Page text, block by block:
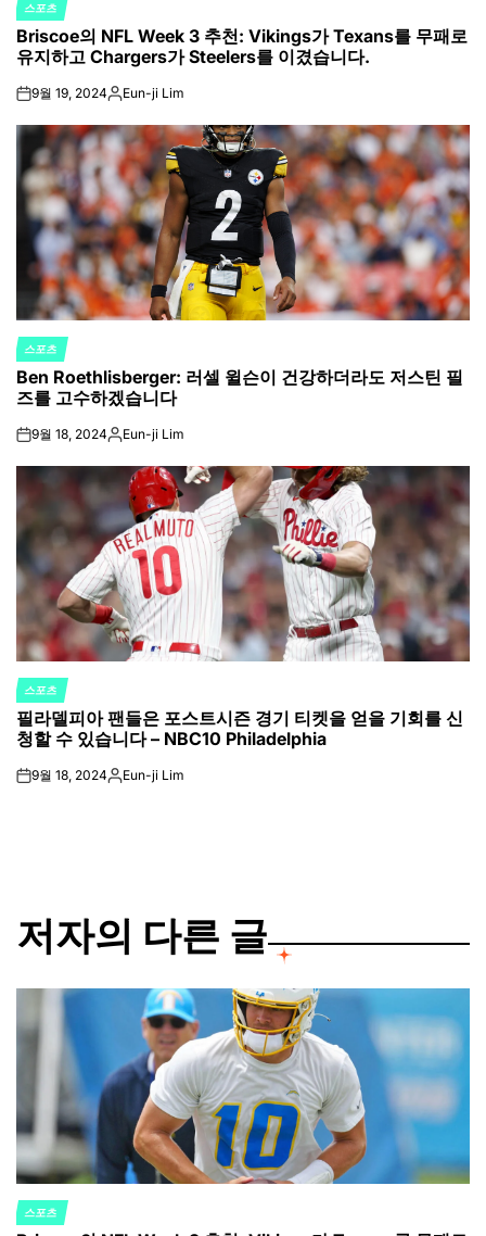
POSTED
IN
스포츠
Briscoe의 NFL Week 3 추천: Vikings가 Texans를 무패로
유지하고 Chargers가 Steelers를 이겼습니다.
on9월 19, 2024Posted
Eun-ji Lim
POSTED
IN
스포츠
Ben Roethlisberger: 러셀 윌슨이 건강하더라도 저스틴 필
즈를 고수하겠습니다
on9월 18, 2024Posted
Eun-ji Lim
POSTED
IN
스포츠
필라델피아 팬들은 포스트시즌 경기 티켓을 얻을 기회를 신
청할 수 있습니다 – NBC10 Philadelphia
on9월 18, 2024Posted
Eun-ji Lim
저자의 다른 글
POSTED
스포츠